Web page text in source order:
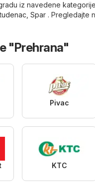
iz navedene kategorije
Spar . Pregledajte
"Prehrana"
Pivac
KTC